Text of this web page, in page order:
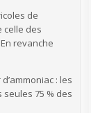
de
celle des
revanche
: les
75 % des